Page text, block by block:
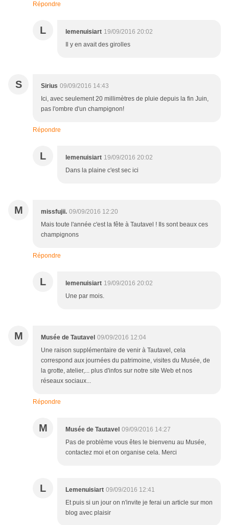
Répondre
L lemenuisiart 19/09/2016 20:02
Il y en avait des girolles
S Sirius 09/09/2016 14:43
Ici, avec seulement 20 millimètres de pluie depuis la fin Juin,
pas l'ombre d'un champignon!
Répondre
L lemenuisiart 19/09/2016 20:02
Dans la plaine c'est sec ici
M missfujii. 09/09/2016 12:20
Mais toute l'année c'est la fête à Tautavel ! Ils sont beaux ces
champignons
Répondre
L lemenuisiart 19/09/2016 20:02
Une par mois.
M Musée de Tautavel 09/09/2016 12:04
Une raison supplémentaire de venir à Tautavel, cela
correspond aux journées du patrimoine, visites du Musée, de
la grotte, atelier,... plus d'infos sur notre site Web et nos
réseaux sociaux...
Répondre
M Musée de Tautavel 09/09/2016 14:27
Pas de problème vous êtes le bienvenu au Musée,
contactez moi et on organise cela. Merci
L Lemenuisiart 09/09/2016 12:41
Et puis si un jour on n'invite je ferai un article sur mon
blog avec plaisir